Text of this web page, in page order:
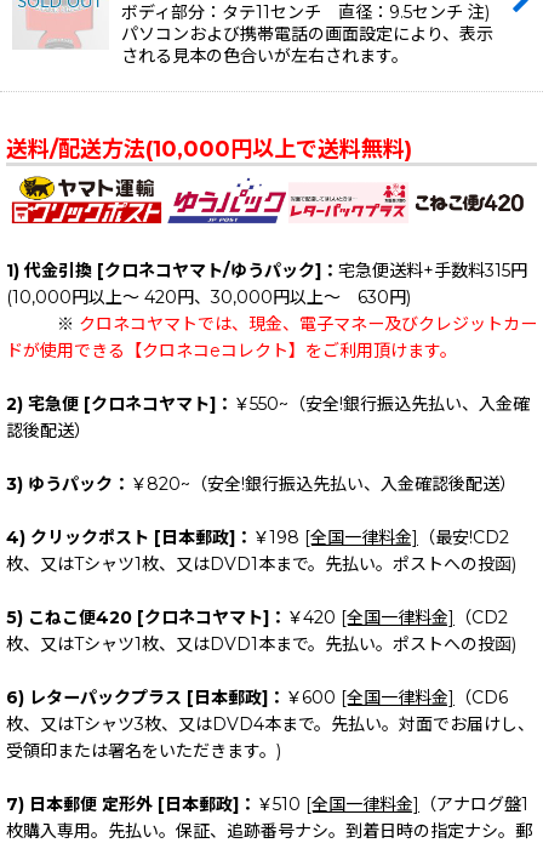
ボディ部分：タテ11センチ 直径：9.5センチ 注)
パソコンおよび携帯電話の画面設定により、表示
される見本の色合いが左右されます。
送料/配送方法(10,000円以上で送料無料)
1) 代金引換 [クロネコヤマト/ゆうパック]： 宅急便送料+手数料315円
(10,000円以上～ 420円、30,000円以上～ 630円)
※ クロネコヤマトでは、現金、電子マネー及びクレジットカー
ドが使用できる【クロネコeコレクト】をご利用頂けます。
2) 宅急便 [クロネコヤマト]： ￥550~（安全!銀行振込先払い、入金確
認後配送）
3) ゆうパック： ￥820~（安全!銀行振込先払い、入金確認後配送）
4) クリックポスト [日本郵政]： ￥198 [全国一律料金]
（最安!CD2
枚、又はTシャツ1枚、又はDVD1本まで。先払い。ポストへの投函)
5) こねこ便420 [クロネコヤマト]： ￥420 [全国一律料金]
（CD2
枚、又はTシャツ1枚、又はDVD1本まで。先払い。ポストへの投函)
6) レターパックプラス [日本郵政]： ￥600 [全国一律料金]
（CD6
枚、又はTシャツ3枚、又はDVD4本まで。先払い。対面でお届けし、
受領印または署名をいただきます。)
7) 日本郵便 定形外 [日本郵政]： ￥510 [全国一律料金]
（アナログ盤1
枚購入専用。先払い。保証、追跡番号ナシ。到着日時の指定ナシ。郵